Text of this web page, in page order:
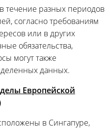
разных периодов
согласно требованиям
или в других
обязательства,
могут также
данных.
Европейской
в Сингапуре,